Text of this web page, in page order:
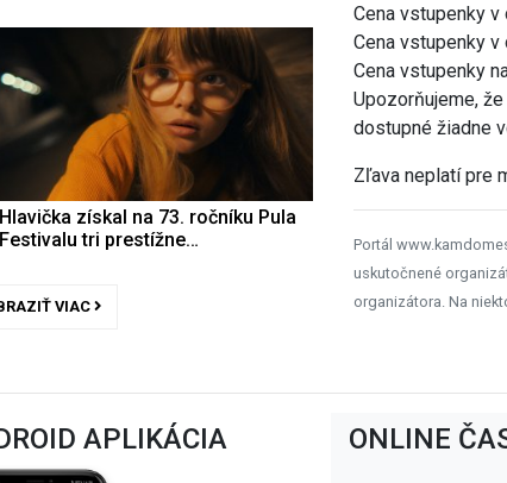
získal na 73. ročníku Pula
tri prestížne…
VIAC
Cena vstupenky
Cena vstupenky
Cena vstupenky
Upozorňujeme,
dostupné žiadne
Zľava neplatí pre
Portál
uskutočnené
organizátora. Na
APLIKÁCIA ONLINE